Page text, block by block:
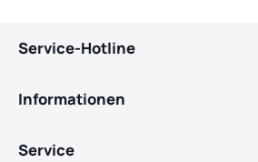
Service-Hotline
Informationen
Service